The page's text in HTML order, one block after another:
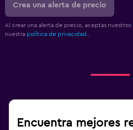
Crea una alerta de precio
Al crear una alerta de precio, aceptas nuestros
nuestra política de privacidad.
Encuentra mejores